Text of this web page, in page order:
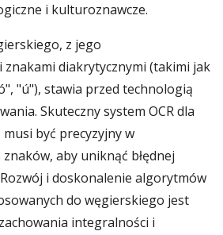
i kulturoznawcze.
z jego
diakrytycznymi (takimi jak
"ú"), stawia przed technologią
Skuteczny system OCR dla
być precyzyjny w
aby uniknąć błędnej
i doskonalenie algorytmów
do węgierskiego jest
integralności i